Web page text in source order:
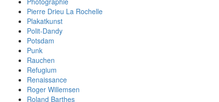
Pierre Drieu La Rochelle
Plakatkunst
Polit-Dandy
Potsdam
Punk
Rauchen
Refugium
Renaissance
Roger Willemsen
Roland Barthes